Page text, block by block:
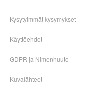
Kysytyimmät kysymykset
Käyttöehdot
GDPR ja Nimenhuuto
Kuvalähteet